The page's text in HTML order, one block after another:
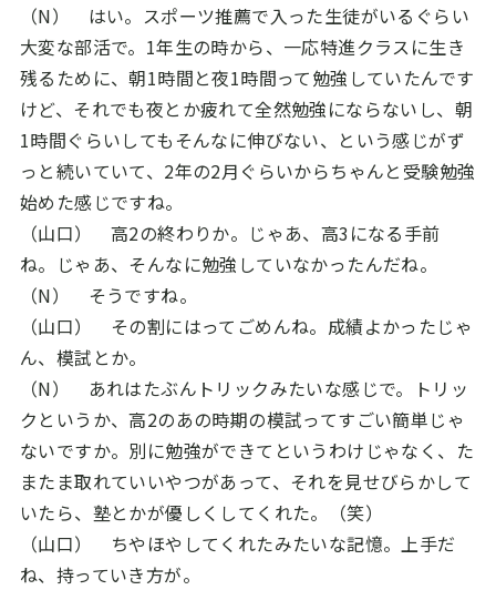
（N） はい。スポーツ推薦で入った生徒がいるぐらい
大変な部活で。 1年生の時から、一応特進クラスに生き
残るために、朝1時間と夜1時間って勉強していたんです
けど、それでも夜とか疲れて全然勉強にならないし、朝
1時間ぐらいしてもそんなに伸びない、という感じがず
っと続いていて、 2年の2月ぐらいからちゃんと受験勉強
始めた感じですね。
（山口） 高2の終わりか。じゃあ、高3になる手前
ね。じゃあ、そんなに勉強していなかったんだね。
（N） そうですね。
（山口） その割にはってごめんね。成績よかったじゃ
ん、模試とか。
（N） あれはたぶんトリックみたいな感じで。トリッ
クというか、高2のあの時期の模試ってすごい簡単じゃ
ないですか。別に勉強ができてというわけじゃなく、た
またま取れていいやつがあって、それを見せびらかして
いたら、塾とかが優しくしてくれた。（笑）
（山口） ちやほやしてくれたみたいな記憶。上手だ
ね、持っていき方が。